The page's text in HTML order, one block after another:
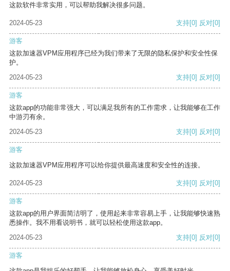
这款软件非常实用，可以帮助我解决很多问题。
2024-05-23 支持[0] 反对[0]
游客
这款加速器VPM应用程序已经为我们带来了无限的隐私保护和安全性保
护。
2024-05-23
支持[0] 反对[0]
游客
这款app的功能非常强大，可以满足我所有的工作需求，让我能够在工作
中游刃有余。
2024-05-23
支持[0] 反对[0]
游客
这款加速器VPM应用程序可以给你提供最高速度和安全性的连接。
2024-05-23 支持[0] 反对[0]
游客
这款app的用户界面简洁明了，使用起来非常容易上手，让我能够快速熟
悉操作。我不用看说明书，就可以轻松使用这款app。
2024-05-23
支持[0] 反对[0]
游客